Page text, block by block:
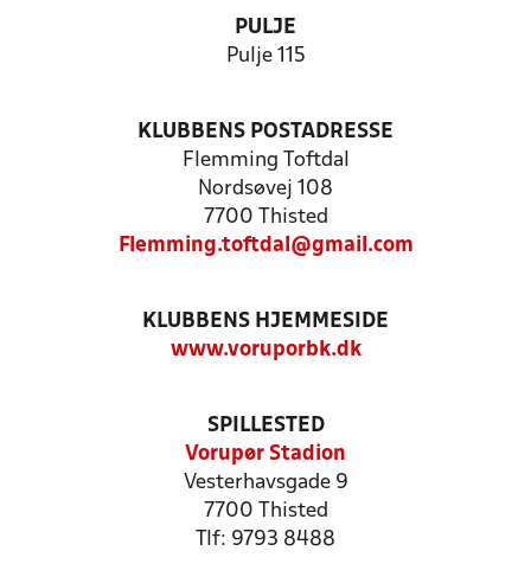
PULJE
Pulje 115
KLUBBENS POSTADRESSE
Flemming Toftdal
Nordsøvej 108
7700 Thisted
Flemming.toftdal@gmail.com
KLUBBENS HJEMMESIDE
www.voruporbk.dk
SPILLESTED
Vorupør Stadion
Vesterhavsgade 9
7700 Thisted
Tlf: 9793 8488